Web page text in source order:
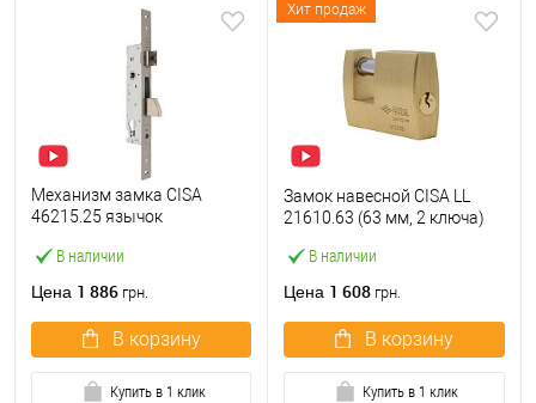
В наличии
Механизм замка CISA
46215.25 язычок
нержавеющая сталь
Цена 1 886 грн.
В корзину
Купить в 1 клик
Хит продаж
В наличии
Замок навесной CISA LL
21610.63 (63 мм, 2 ключа)
Цена 1 608 грн.
В корзину
Купить в 1 клик